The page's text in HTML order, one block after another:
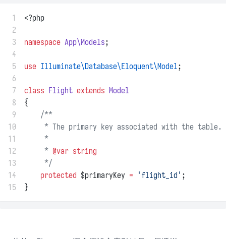
1
<?php
2
3
namespace App\Models;
4
5
use Illuminate\Database\Eloquent\Model;
6
7
class Flight extends Model
8
{
9
/**
10
     * The primary key associated with the table.
11
     *
12
     *
@var string
13
     */
14
protected $primaryKey = 'flight_id' ;
15
}